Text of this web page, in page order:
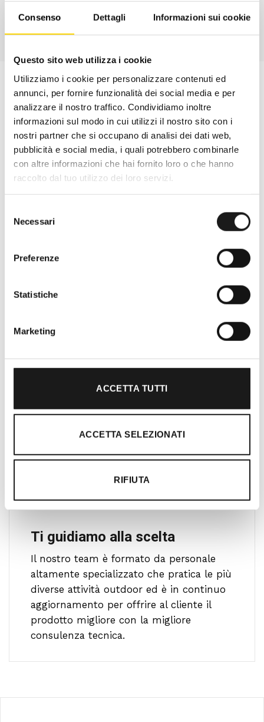
Consenso Dettagli Informazioni sui cookie
Questo sito web utilizza i cookie
Utilizziamo i cookie per personalizzare contenuti ed
annunci, per fornire funzionalità dei social media e per
analizzare il nostro traffico. Condividiamo inoltre
informazioni sul modo in cui utilizzi il nostro sito con i
nostri partner che si occupano di analisi dei dati web,
pubblicità e social media, i quali potrebbero combinarle
con altre informazioni che hai fornito loro o che hanno
raccolto dal tuo utilizzo dei loro servizi.
delNecessari
Preferenze
Statistiche
Marketing
ACCETTA TUTTI
ACCETTA SELEZIONATI
RIFIUTA
Nato nel 1990 con il nome di Rifugio
l’acquisto un’esperienza formativa e
Ti guidiamo alla scelta
Il nostro team è formato da personale
altamente specializzato che pratica le più
diverse attività outdoor ed è in continuo
aggiornamento per offrire al cliente il
prodotto migliore con la migliore
consulenza tecnica.